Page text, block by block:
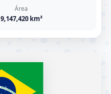
Área
9,147,420 km²